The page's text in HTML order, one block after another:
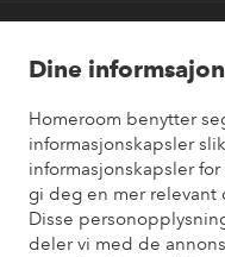
Dine
Homeroom benytter
informasjonskapsler
informasjonskapsler
gi deg en mer
Disse
deler vi med de
Venner